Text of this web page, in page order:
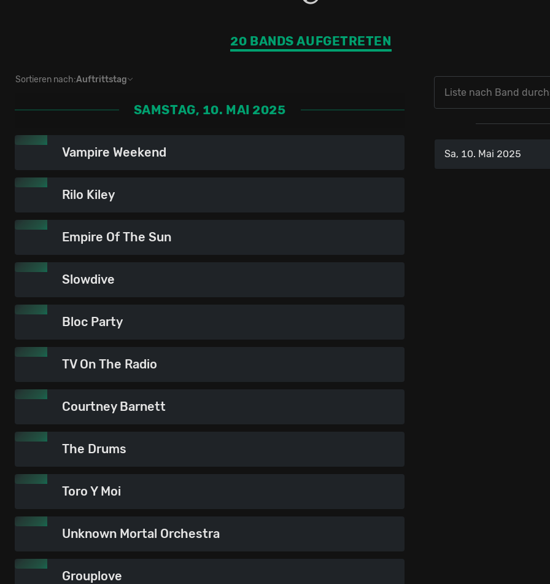
20 BANDS AUFGETRETEN
Sortieren nach:Auftrittstag
SAMSTAG, 10. MAI 2025
Vampire Weekend
Rilo Kiley
Empire Of The Sun
Slowdive
Bloc Party
TV On The Radio
Courtney Barnett
The Drums
Toro Y Moi
Unknown Mortal Orchestra
Grouplove
Sa, 10. Mai 2025